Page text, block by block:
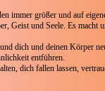
immer größer und auf
Geist und Seele. Es macht
dich und deinen Körper
entführen.
dich fallen lassen,